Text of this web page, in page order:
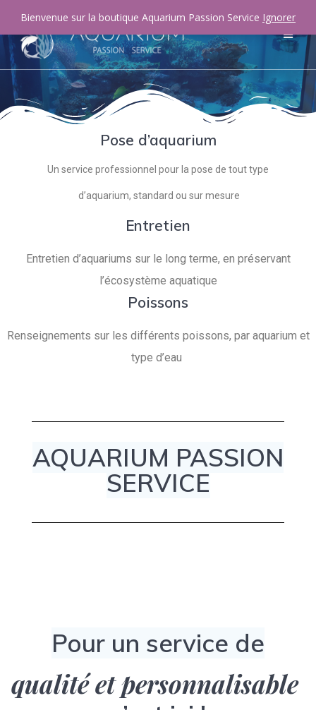
Pose d’aquarium
Un service professionnel pour la pose de tout type
d’aquarium, standard ou sur mesure
Entretien
Entretien d’aquariums sur le long terme, en préservant
l’écosystème aquatique
Poissons
Renseignements sur les différents poissons, par aquarium et
type d’eau
AQUARIUM PASSION
SERVICE
Pour un service de
qualité et personnalisable
Bienvenue sur la boutique Aquarium Passion Service Ignorer